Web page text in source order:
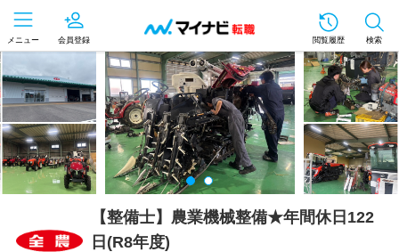
メニュー 会員登録 閲覧履歴 検索
【整備士】農業機械整備★年間休日122
日(R8年度)